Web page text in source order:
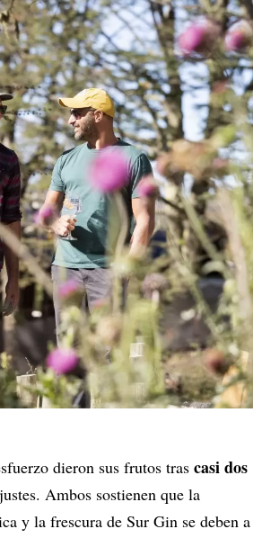
dieron sus frutos tras casi dos
Ambos sostienen que la
y la frescura de Sur Gin se deben a